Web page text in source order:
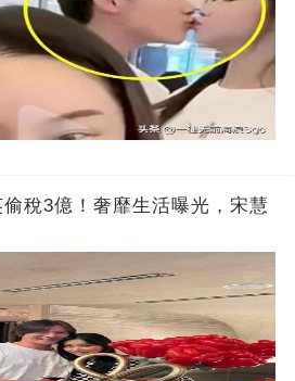
稅3億！奢靡生活曝光，宋慧